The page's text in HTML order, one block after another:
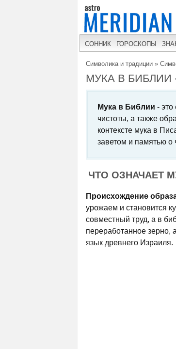
СОННИК ГОРОСКОПЫ
Символика и традиции »
МУКА В
Мука в Библии -
чистоты, а также
контексте мука в
заветом и памятью о
ЧТО ОЗНАЧАЕТ
Происхождение
урожаем и становится
совместный труд, а в
переработанное зерно,
язык древнего Израиля.